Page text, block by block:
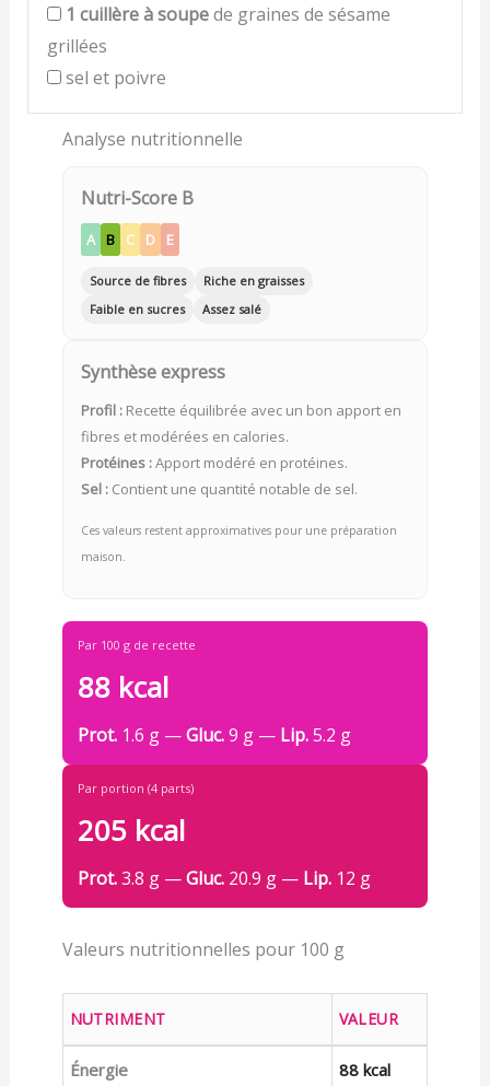
1 cuillère à soupede graines de sésame
grillées
sel et poivre
Analyse nutritionnelle
Nutri-Score B
A B C D E
Source de fibres
Riche en graisses
Faible en sucres
Assez salé
Synthèse express
Profil :Recette équilibrée avec un bon apport en
fibres et modérées en calories.
Protéines :Apport modéré en protéines.
Sel :Contient une quantité notable de sel.
Ces valeurs restent approximatives pour une préparation
maison.
Par 100 g de recette
88 kcal
Prot.1.6 g —Gluc.9 g — Lip.5.2 g
Par portion (4 parts)
205 kcal
Prot.3.8 g —Gluc.20.9 g — Lip.12 g
Valeurs nutritionnelles pour 100 g
NUTRIMENT VALEUR
Énergie 88 kcal